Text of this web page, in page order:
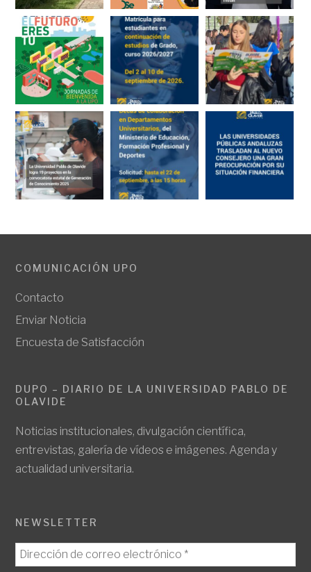
COMUNICACIÓN UPO
Contacto
Enviar Noticia
Encuesta de Satisfacción
DUPO – DIARIO DE LA UNIVERSIDAD PABLO DE
OLAVIDE
Noticias institucionales, divulgación científica,
entrevistas, galería de vídeos e imágenes. Agenda y
actualidad universitaria.
NEWSLETTER